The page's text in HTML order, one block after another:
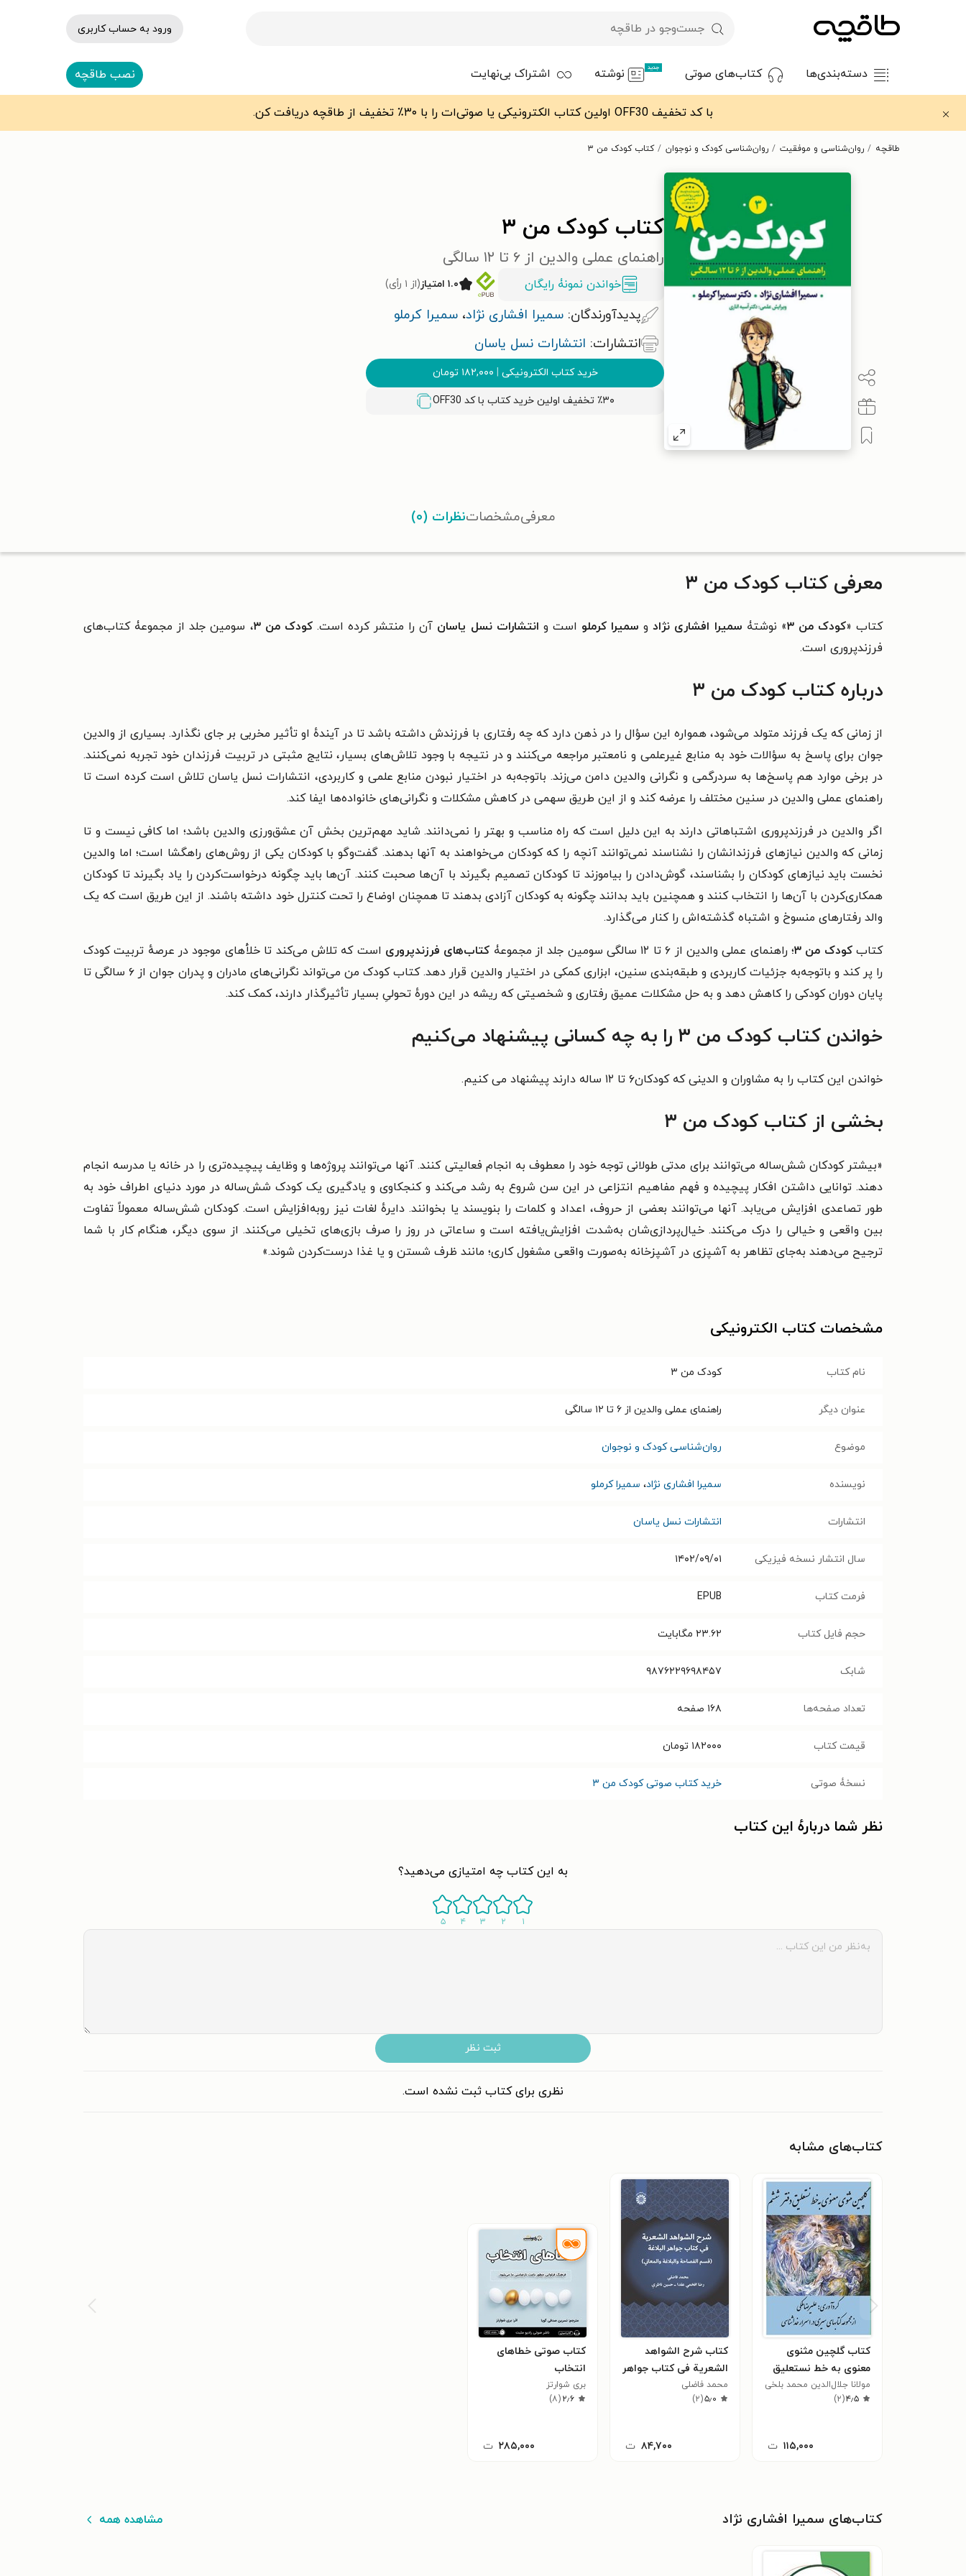
ورود به حساب کاربری
دسته‌بندی‌ها کتاب‌های صوتی جدید نوشته اشتراک بی‌نهایت نصب طاقچه
با کد تخفیف OFF30 اولین کتاب الکترونیکی یا صوتی‌ات را با ۳۰٪ تخفیف از طاقچه دریافت کن.
طاقچه روان‌شناسی و موفقیت روان‌شناسی کودک و نوجوان کتاب کودک من ۳
کتاب کودک من ۳
راهنمای عملی والدین از ۶ تا ۱۲ سالگی
خواندن نمونۀ رایگان ۱.۰ امتیاز (از ۱ رأی)
پدیدآورندگان: سمیرا افشاری نژاد، سمیرا کرملو
انتشارات: انتشارات نسل یاسان
خرید کتاب الکترونیکی ۱۸۲,۰۰۰ تومان
٪۳۰ تخفیف اولین خرید کتاب با کد OFF30
معرفیمشخصاتنظرات (۰)
معرفی کتاب کودک من ۳
کتاب «کودک من ۳ » نوشتۀ سمیرا افشاری نژادو سمیرا کرملو است و انتشارات نسل یاسان آن را منتشر کرده است.کودک من ۳ ، سومین جلد از مجموعۀ کتاب‌های
فرزندپروری است.
درباره کتاب کودک من ۳
از زمانی که یک فرزند متولد می‌شود، همواره این سؤال را در ذهن دارد که چه رفتاری با فرزندش داشته باشد تا در آیندهٔ او تأثیر مخربی بر جای نگذارد. بسیاری از والدین
جوان برای پاسخ به سؤالات خود به منابع غیرعلمی و نامعتبر مراجعه می‌کنند و در نتیجه با وجود تلاش‌های بسیار، نتایج مثبتی در تربیت فرزندان خود تجربه نمی‌کنند.
در برخی موارد هم پاسخ‌ها به سردرگمی و نگرانی والدین دامن می‌زند. باتوجه‌به در اختیار نبودن منابع علمی و کاربردی، انتشارات نسل یاسان تلاش است کرده است تا
راهنمای عملی والدین در سنین مختلف را عرضه کند و از این طریق سهمی در کاهش مشکلات و نگرانی‌های خانواده‌ها ایفا کند.
اگر والدین در فرزندپروری اشتباهاتی دارند به این دلیل است که راه مناسب و بهتر را نمی‌دانند. شاید مهم‌ترین بخش آن عشق‌ورزی والدین باشد؛ اما کافی نیست و تا
زمانی که والدین نیازهای فرزندانشان را نشناسند نمی‌توانند آنچه را که کودکان می‌خواهند به آنها بدهند. گفت‌وگو با کودکان یکی از روش‌های راهگشا است؛ اما والدین
نخست باید نیازهای کودکان را بشناسند، گوش‌دادن را بیاموزند تا کودکان تصمیم بگیرند با آن‌ها صحبت کنند. آن‌ها باید چگونه درخواست‌کردن را یاد بگیرند تا کودکان
همکاری‌کردن با آن‌ها را انتخاب کنند و همچنین باید بدانند چگونه به کودکان آزادی بدهند تا همچنان اوضاع را تحت کنترل خود داشته باشند. از این طریق است که یک
والد رفتارهای منسوخ و اشتباه گذشته‌اش را کنار می‌گذارد.
کتابکودک من ۳ ؛ راهنمای عملی والدین از ۶ تا ۱۲ سالگی سومین جلد از مجموعۀ کتاب‌های فرزندپروری است که تلاش می‌کند تا خلأهای موجود در عرصهٔ تربیت کودک
را پر کند و باتوجه‌به جزئیات کاربردی و طبقه‌بندی سنین، ابزاری کمکی در اختیار والدین قرار دهد. کتاب کودک من می‌تواند نگرانی‌های مادران و پدران جوان از ۶ سالگی تا
پایان دوران کودکی را کاهش دهد و به حل مشکلات عمیق رفتاری و شخصیتی که ریشه در این دورهٔ تحولیِ بسیار تأثیرگذار دارند، کمک کند.
خواندن کتاب کودک من ۳ را به چه کسانی پیشنهاد می‌کنیم
خواندن این کتاب را به مشاوران و الدینی که کودکان۶ تا ۱۲ ساله دارند پیشنهاد می کنیم.
بخشی از کتاب کودک من ۳
«بیشتر کودکان شش‌ساله می‌توانند برای مدتی طولانی توجه خود را معطوف به انجام فعالیتی کنند. آنها می‌توانند پروژه‌ها و وظایف پیچیده‌تری را در خانه یا مدرسه انجام
دهند. توانایی داشتن افکار پیچیده و فهم مفاهیم انتزاعی در این سن شروع به رشد می‌کند و کنجکاوی و یادگیری یک کودک شش‌ساله در مورد دنیای اطراف خود به
طور تصاعدی افزایش می‌یابد. آنها می‌توانند بعضی از حروف، اعداد و کلمات را بنویسند یا بخوانند. دایرهٔ لغات نیز روبه‌افزایش است. کودکان شش‌ساله معمولاً تفاوت
بین واقعی و خیالی را درک می‌کنند. خیال‌پردازی‌شان به‌شدت افزایش‌یافته است و ساعاتی در روز را صرف بازی‌های تخیلی می‌کنند. از سوی دیگر، هنگام کار با شما
ترجیح می‌دهند به‌جای تظاهر به آشپزی در آشپزخانه به‌صورت واقعی مشغول کاری؛ مانند ظرف شستن و یا غذا درست‌کردن شوند.»
مشخصات کتاب الکترونیکی
نام کتاب کودک من ۳
عنوان دیگر راهنمای عملی والدین از ۶ تا ۱۲ سالگی
موضوع روان‌شناسی کودک و نوجوان
نویسنده سمیرا افشاری نژاد، سمیرا کرملو
انتشارات انتشارات نسل یاسان
سال انتشار نسخه فیزیکی ۱۴۰۲/۰۹/۰۱
فرمت کتاب EPUB
حجم فایل کتاب ۲۳.۶۲ مگابایت
شابک ۹۸۷۶۲۲۹۶۹۸۴۵۷
تعداد صفحه‌ها ۱۶۸ صفحه
قیمت کتاب ۱۸۲۰۰۰ تومان
نسخۀ صوتی خرید کتاب صوتی کودک من ۳
نظر شما دربارهٔ این کتاب
به این کتاب چه امتیازی می‌دهید؟
۱ ۲ ۳ ۴ ۵
ثبت نظر
نظری برای کتاب ثبت نشده است.
کتاب‌های مشابه
کتاب گلچین مثنوی
معنوی به خط نستعلیق
(دفتر ششم)
مولانا جلال‌الدین محمد بلخی
مولوی
۴٫۵(۲)
۱۱۵,۰۰۰ ت
کتاب شرح الشواهد
الشعریة فی کتاب جواهر
البلاغة
محمد فاضلی
۵٫۰(۲)
۸۴,۷۰۰ ت
کتاب صوتی خطاهای
انتخاب
بری شوارتز
۲٫۶(۸)
۲۸۵,۰۰۰ ت
کتاب‌های سمیرا افشاری نژاد مشاهده همه